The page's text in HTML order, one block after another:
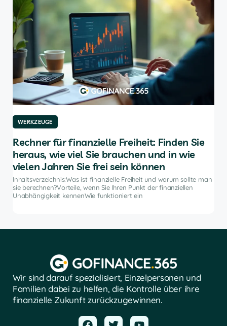
WERKZEUGE
Rechner für finanzielle Freiheit: Finden Sie
heraus, wie viel Sie brauchen und in wie
vielen Jahren Sie frei sein können
Inhaltsverzeichnis:Was ist finanzielle Freiheit und warum sollte man
sie berechnen?Vorteile, wenn Sie Ihren Punkt der finanziellen
Unabhängigkeit kennenWie funktioniert ein
Wir sind darauf spezialisiert, Einzelpersonen und
Familien dabei zu helfen, die Kontrolle über ihre
finanzielle Zukunft zurückzugewinnen.